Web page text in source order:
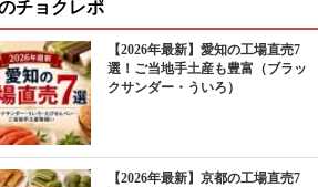
チョクレポ
【2026年最新】愛知の工場直売7
選！ご当地手土産も豊富（ブラッ
クサンダー・ういろ）
【2026年最新】京都の工場直売7